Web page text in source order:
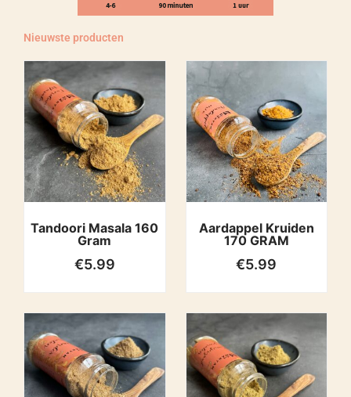
Nieuwste producten
Tandoori Masala 160
Gram
€5.99
Aardappel Kruiden
170 GRAM
€5.99